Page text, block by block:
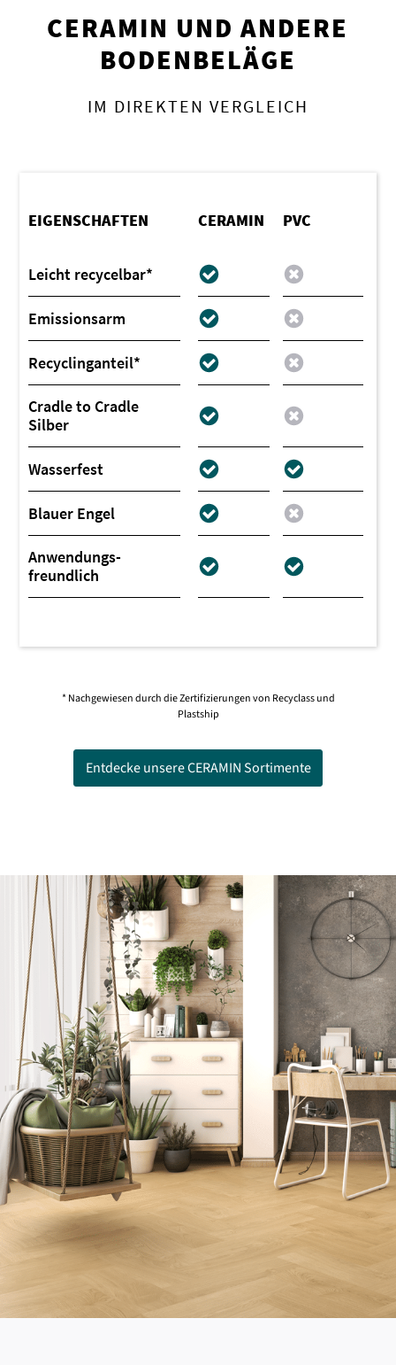
CERAMIN UND ANDERE
BODENBELÄGE
IM DIREKTEN VERGLEICH
EIGENSCHAFTEN
Leicht recycelbar*
Emissionsarm
Recyclinganteil*
Cradle to Cradle
Silber
Wasserfest
Blauer Engel
Anwendungs-
freundlich
CERAMIN PVC
* Nachgewiesen durch die Zertifizierungen von Recyclass und
Plastship
Entdecke unsere CERAMIN Sortimente